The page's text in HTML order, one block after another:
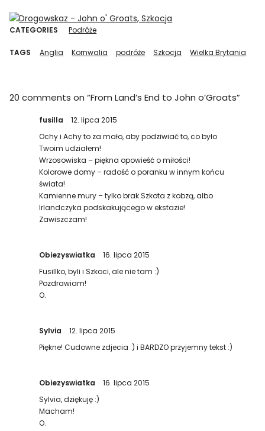
CATEGORIES Podróże
TAGS Anglia Kornwalia podróże Szkocja Wielka Brytania
20 comments on “From Land’s End to John o’Groats”
fusilla
12. lipca 2015
Ochy i Achy to za mało, aby podziwiać to, co było
Twoim udziałem!
Wrzosowiska – piękna opowieść o miłości!
Kolorowe domy – radość o poranku w innym końcu
świata!
Kamienne mury – tylko brak Szkota z kobzą, albo
Irlandczyka podskakującego w ekstazie!
Zawiszczam!
Obiezyswiatka
16. lipca 2015
Fusillko, byli i Szkoci, ale nie tam :)
Pozdrawiam!
O.
Sylvia
12. lipca 2015
Piękne! Cudowne zdjecia :) i BARDZO przyjemny tekst :)
Obiezyswiatka
16. lipca 2015
Sylvia, dziękuję :)
Macham!
O.